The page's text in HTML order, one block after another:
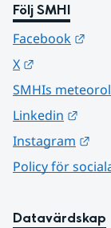
Följ SMHI
Facebook
X
SMHIs
Linkedin
Instagram
Policy för
Datavärdskap